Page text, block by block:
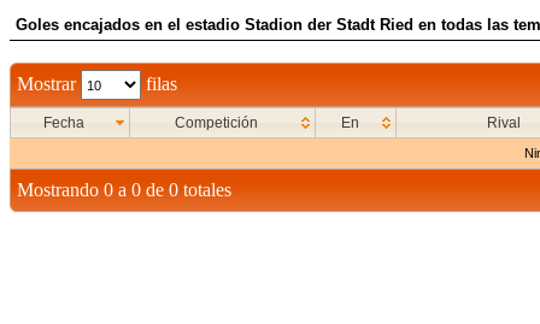
Goles encajados en el estadio Stadion der Stadt Ried en todas las
Mostrar filas
Fecha Competición En Rival
Mostrando 0 a 0 de 0 totales